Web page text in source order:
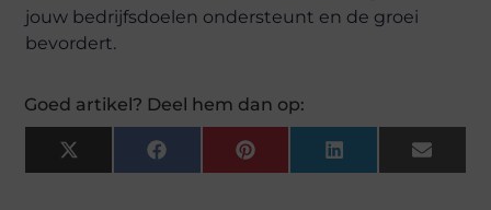
jouw bedrijfsdoelen ondersteunt en de groei
bevordert.
Goed artikel? Deel hem dan op:
X
(Twitter)
FacebookPinterestLinkedInEmail